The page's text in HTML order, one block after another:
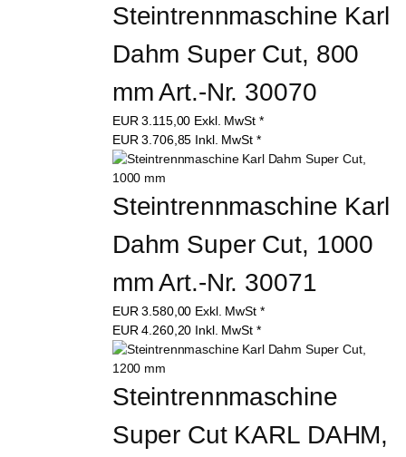
Steintrennmaschine Karl
Dahm Super Cut, 800
mm Art.-Nr. 30070
EUR3.115,00 Exkl. MwSt *
EUR3.706,85 Inkl. MwSt *
Steintrennmaschine Karl
Dahm Super Cut, 1000
mm Art.-Nr. 30071
EUR3.580,00 Exkl. MwSt *
EUR4.260,20 Inkl. MwSt *
Steintrennmaschine
Super Cut KARL DAHM,